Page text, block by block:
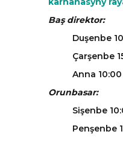
Baş direktor:
Duşenbe
Çarşenbe
Anna 10:00
Orunbasar:
Sişenbe
Penşenbe